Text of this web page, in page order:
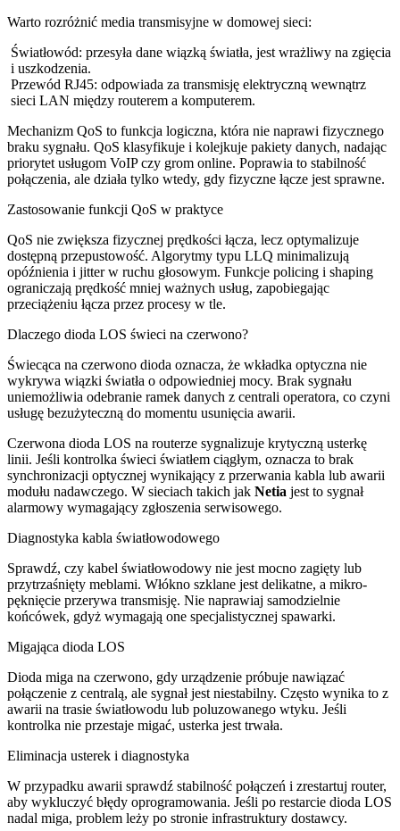
Warto rozróżnić media transmisyjne w domowej sieci:
Światłowód: przesyła dane wiązką światła, jest wrażliwy na zgięcia
i uszkodzenia.
Przewód RJ45: odpowiada za transmisję elektryczną wewnątrz
sieci LAN między routerem a komputerem.
Mechanizm QoS to funkcja logiczna, która nie naprawi fizycznego
braku sygnału. QoS klasyfikuje i kolejkuje pakiety danych, nadając
priorytet usługom VoIP czy grom online. Poprawia to stabilność
połączenia, ale działa tylko wtedy, gdy fizyczne łącze jest sprawne.
Zastosowanie funkcji QoS w praktyce
QoS nie zwiększa fizycznej prędkości łącza, lecz optymalizuje
dostępną przepustowość. Algorytmy typu LLQ minimalizują
opóźnienia i jitter w ruchu głosowym. Funkcje policing i shaping
ograniczają prędkość mniej ważnych usług, zapobiegając
przeciążeniu łącza przez procesy w tle.
Dlaczego dioda LOS świeci na czerwono?
Świecąca na czerwono dioda oznacza, że wkładka optyczna nie
wykrywa wiązki światła o odpowiedniej mocy. Brak sygnału
uniemożliwia odebranie ramek danych z centrali operatora, co czyni
usługę bezużyteczną do momentu usunięcia awarii.
Czerwona dioda LOS na routerze sygnalizuje krytyczną usterkę
linii. Jeśli kontrolka świeci światłem ciągłym, oznacza to brak
synchronizacji optycznej wynikający z przerwania kabla lub awarii
modułu nadawczego. W sieciach takich jak Netia jest to sygnał
alarmowy wymagający zgłoszenia serwisowego.
Diagnostyka kabla światłowodowego
Sprawdź, czy kabel światłowodowy nie jest mocno zagięty lub
przytrzaśnięty meblami. Włókno szklane jest delikatne, a mikro-
pęknięcie przerywa transmisję. Nie naprawiaj samodzielnie
końcówek, gdyż wymagają one specjalistycznej spawarki.
Migająca dioda LOS
Dioda miga na czerwono, gdy urządzenie próbuje nawiązać
połączenie z centralą, ale sygnał jest niestabilny. Często wynika to z
awarii na trasie światłowodu lub poluzowanego wtyku. Jeśli
kontrolka nie przestaje migać, usterka jest trwała.
Eliminacja usterek i diagnostyka
W przypadku awarii sprawdź stabilność połączeń i zrestartuj router,
aby wykluczyć błędy oprogramowania. Jeśli po restarcie dioda LOS
nadal miga, problem leży po stronie infrastruktury dostawcy.